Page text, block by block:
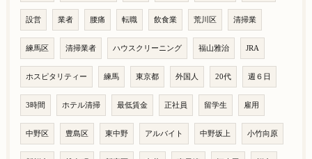
設営 業者 腰痛 転職 飲食業 荒川区 清掃業
練馬区 清掃業者 ハウスクリーニング 福山雅治 JRA
ホスピタリティー 練馬 東京都 外国人 20代 週６日
3時間 ホテル清掃 最低賃金 正社員 留学生 雇用
中野区 豊島区 東中野 アルバイト 中野坂上 小竹向原